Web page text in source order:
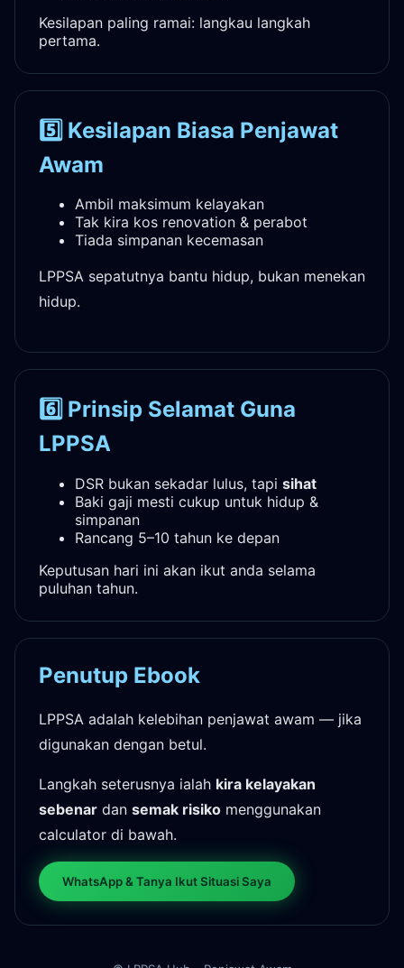
Kesilapan paling ramai: langkau langkah
pertama.
5️⃣ Kesilapan Biasa Penjawat
Awam
Ambil maksimum kelayakan
Tak kira kos renovation & perabot
Tiada simpanan kecemasan
LPPSA sepatutnya bantu hidup, bukan menekan
hidup.
6️⃣ Prinsip Selamat Guna
LPPSA
DSR bukan sekadar lulus, tapi sihat
Baki gaji mesti cukup untuk hidup &
simpanan
Rancang 5–10 tahun ke depan
Keputusan hari ini akan ikut anda selama
puluhan tahun.
Penutup Ebook
LPPSA adalah kelebihan penjawat awam — jika
digunakan dengan betul.
Langkah seterusnya ialah kira kelayakan
sebenar dan semak risiko menggunakan
calculator di bawah.
WhatsApp & Tanya Ikut Situasi Saya